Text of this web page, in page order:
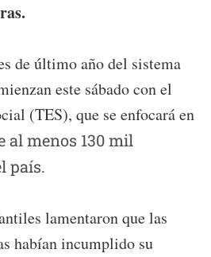
de último año del sistema
este sábado con el
(TES), que se enfocará en
al menos 130 mil
país.
lamentaron que las
habían incumplido su